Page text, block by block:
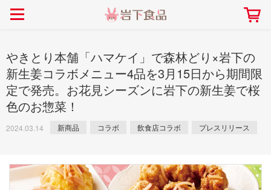
ごあいさつ 会社概要
> 新商品
> イベント
> コラボ
> 飲食店コラボ
> イワシカちゃん
ト「NEW GINGER SUMMER
> 生姜
> らっきょう
> オリーブ
> 梅
> らっきょうレシピ
> オリーブレシピ
> その他のレシピ
豚バラ肉のくるくる巻き～細巻
畑での取り組み 工場での取り組み
岩下の新生姜ミュージアム
しょうがを食べてお悩
やきとり本舗「ハマケイ」で森林どり×岩下の
新生姜コラボメニュー4品を3月15日から期間限
定で発売。お花見シーズンに岩下の新生姜で桜
色のお惣菜！
2024.03.14 新商品 コラボ 飲食店コラボ プレスリリース